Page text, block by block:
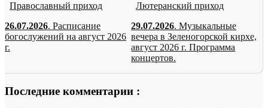
Православный приход
26.07.2026. Расписание
богослужений на август 2026
г.
Лютеранский приход
29.07.2026. Музыкальные
вечера в Зеленогорской кирхе,
август 2026 г. Программа
концертов.
Последние комментарии :